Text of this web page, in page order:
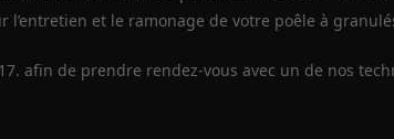
et le ramonage de votre poêle à
afin de prendre rendez-vous avec un de nos